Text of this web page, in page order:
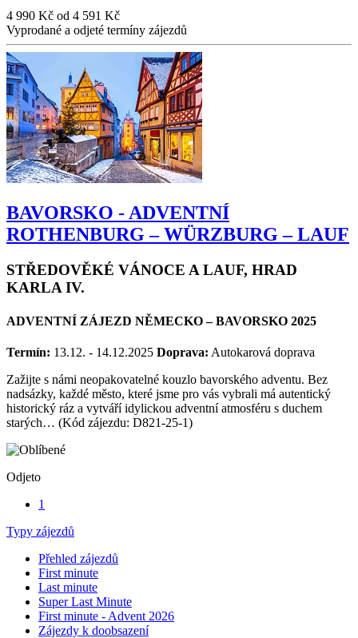
4 990 Kč od 4 591 Kč
Vyprodané a odjeté termíny zájezdů
BAVORSKO - ADVENTNÍ
ROTHENBURG – WÜRZBURG – LAUF
STŘEDOVĚKÉ VÁNOCE A LAUF, HRAD
KARLA IV.
ADVENTNÍ ZÁJEZD NĚMECKO – BAVORSKO 2025
Termín: 13.12. - 14.12.2025 Doprava: Autokarová doprava
Zažijte s námi neopakovatelné kouzlo bavorského adventu. Bez
nadsázky, každé město, které jsme pro vás vybrali má autentický
historický ráz a vytváří idylickou adventní atmosféru s duchem
starých… (Kód zájezdu: D821-25-1)
Odjeto
1
Typy zájezdů
Přehled zájezdů
First minute
Last minute
Super Last Minute
First minute - Advent 2026
Zájezdy k doobsazení